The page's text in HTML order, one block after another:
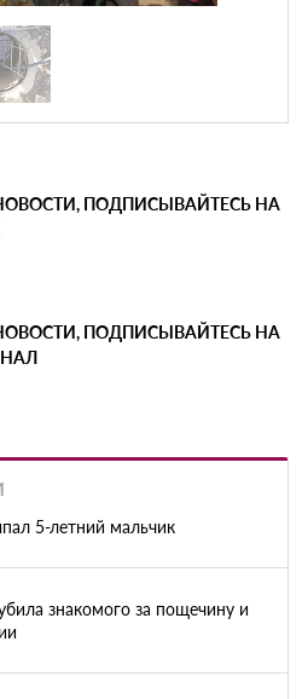
ПОДПИСЫВАЙТЕСЬ НА
ПОДПИСЫВАЙТЕСЬ НА
5-летний мальчик
знакомого за пощечину и